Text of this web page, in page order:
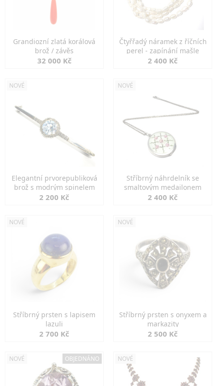
Grandiozní zlatá korálová
brož / závěs
32 000 Kč
Čtyřřadý náramek z říčních
perel - zapínání mašle
2 400 Kč
NOVÉ
Elegantní prvorepubliková
brož s modrým spinelem
2 200 Kč
NOVÉ
Stříbrný náhrdelník se
smaltovým medailonem
2 400 Kč
NOVÉ
Stříbrný prsten s lapisem
lazuli
2 700 Kč
NOVÉ
Stříbrný prsten s onyxem a
markazity
2 500 Kč
NOVÉ OBJEDNÁNO NOVÉ